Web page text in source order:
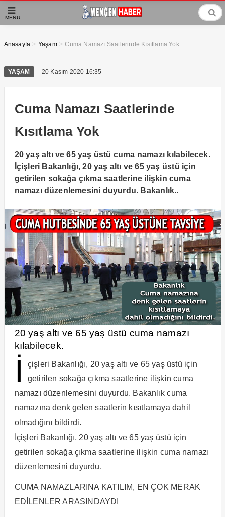
MENÜ
Anasayfa > Yaşam >Cuma Namazı Saatlerinde Kısıtlama Yok
YAŞAM 20 Kasım 2020 16:35
Cuma Namazı Saatlerinde
Kısıtlama Yok
20 yaş altı ve 65 yaş üstü cuma namazı kılabilecek.
İçişleri Bakanlığı, 20 yaş altı ve 65 yaş üstü için
getirilen sokağa çıkma saatlerine ilişkin cuma
namazı düzenlemesini duyurdu. Bakanlık..
20 yaş altı ve 65 yaş üstü cuma namazı
kılabilecek.
İ
çişleri Bakanlığı, 20 yaş altı ve 65 yaş üstü için
getirilen sokağa çıkma saatlerine ilişkin cuma
namazı düzenlemesini duyurdu. Bakanlık cuma
namazına denk gelen saatlerin kısıtlamaya dahil
olmadığını bildirdi.
İçişleri Bakanlığı, 20 yaş altı ve 65 yaş üstü için
getirilen sokağa çıkma saatlerine ilişkin cuma namazı
düzenlemesini duyurdu.
CUMA NAMAZLARINA KATILIM, EN ÇOK MERAK
EDİLENLER ARASINDAYDI